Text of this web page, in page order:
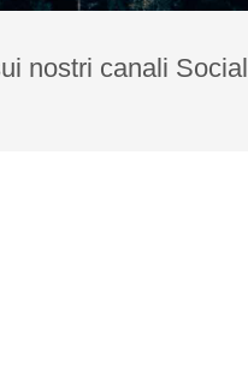
nostri canali Social